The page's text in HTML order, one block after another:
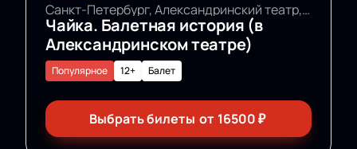
Санкт-Петербург, Александринский театр, Основная сцена
Чайка. Балетная история (в
Александринском театре)
12+ Балет
Популярное
Выбрать билеты от 16500₽